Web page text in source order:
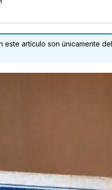
este artículo son únicamente